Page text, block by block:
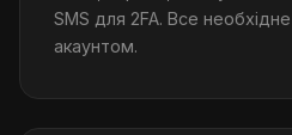
SMS для 2FA. Все
акаунтом.